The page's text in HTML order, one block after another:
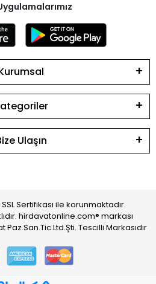
Ulaşın
Sertifikası ile korunmaktadır.
hirdavatonline.com® markası
Tescilli Markasıdır